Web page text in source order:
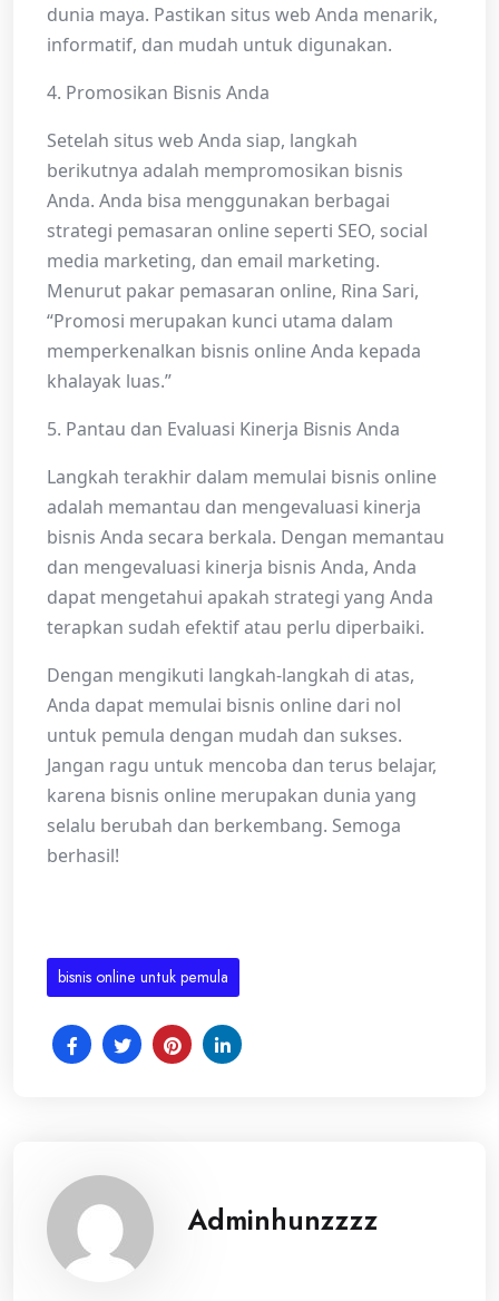
dunia maya. Pastikan situs web Anda menarik,
informatif, dan mudah untuk digunakan.
4. Promosikan Bisnis Anda
Setelah situs web Anda siap, langkah
berikutnya adalah mempromosikan bisnis
Anda. Anda bisa menggunakan berbagai
strategi pemasaran online seperti SEO, social
media marketing, dan email marketing.
Menurut pakar pemasaran online, Rina Sari,
“Promosi merupakan kunci utama dalam
memperkenalkan bisnis online Anda kepada
khalayak luas.”
5. Pantau dan Evaluasi Kinerja Bisnis Anda
Langkah terakhir dalam memulai bisnis online
adalah memantau dan mengevaluasi kinerja
bisnis Anda secara berkala. Dengan memantau
dan mengevaluasi kinerja bisnis Anda, Anda
dapat mengetahui apakah strategi yang Anda
terapkan sudah efektif atau perlu diperbaiki.
Dengan mengikuti langkah-langkah di atas,
Anda dapat memulai bisnis online dari nol
untuk pemula dengan mudah dan sukses.
Jangan ragu untuk mencoba dan terus belajar,
karena bisnis online merupakan dunia yang
selalu berubah dan berkembang. Semoga
berhasil!
bisnis online untuk pemula
Adminhunzzzz